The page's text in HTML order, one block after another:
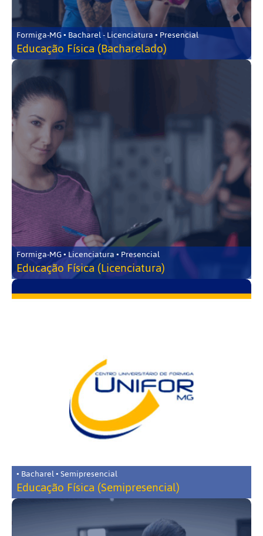
Formiga-MG • Bacharel - Licenciatura • Presencial
Educação Física (Bacharelado)
Formiga-MG • Licenciatura • Presencial
Educação Física (Licenciatura)
• Bacharel • Semipresencial
Educação Física (Semipresencial)